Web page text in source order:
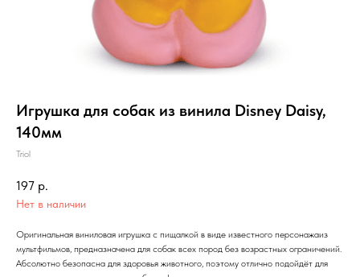
Игрушка для собак из винила Disney Daisy,
140мм
Triol
197 р.
Нет в наличии
Оригинальная виниловая игрушка с пищалкой в виде известного персонажаиз
мультфильмов, предназначена для собак всех пород без возрастных ограничений.
Абсолютно безопасна для здоровья животного, поэтому отлично подойдёт для